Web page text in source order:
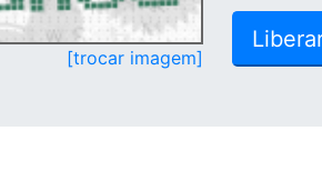
[trocar imagem]